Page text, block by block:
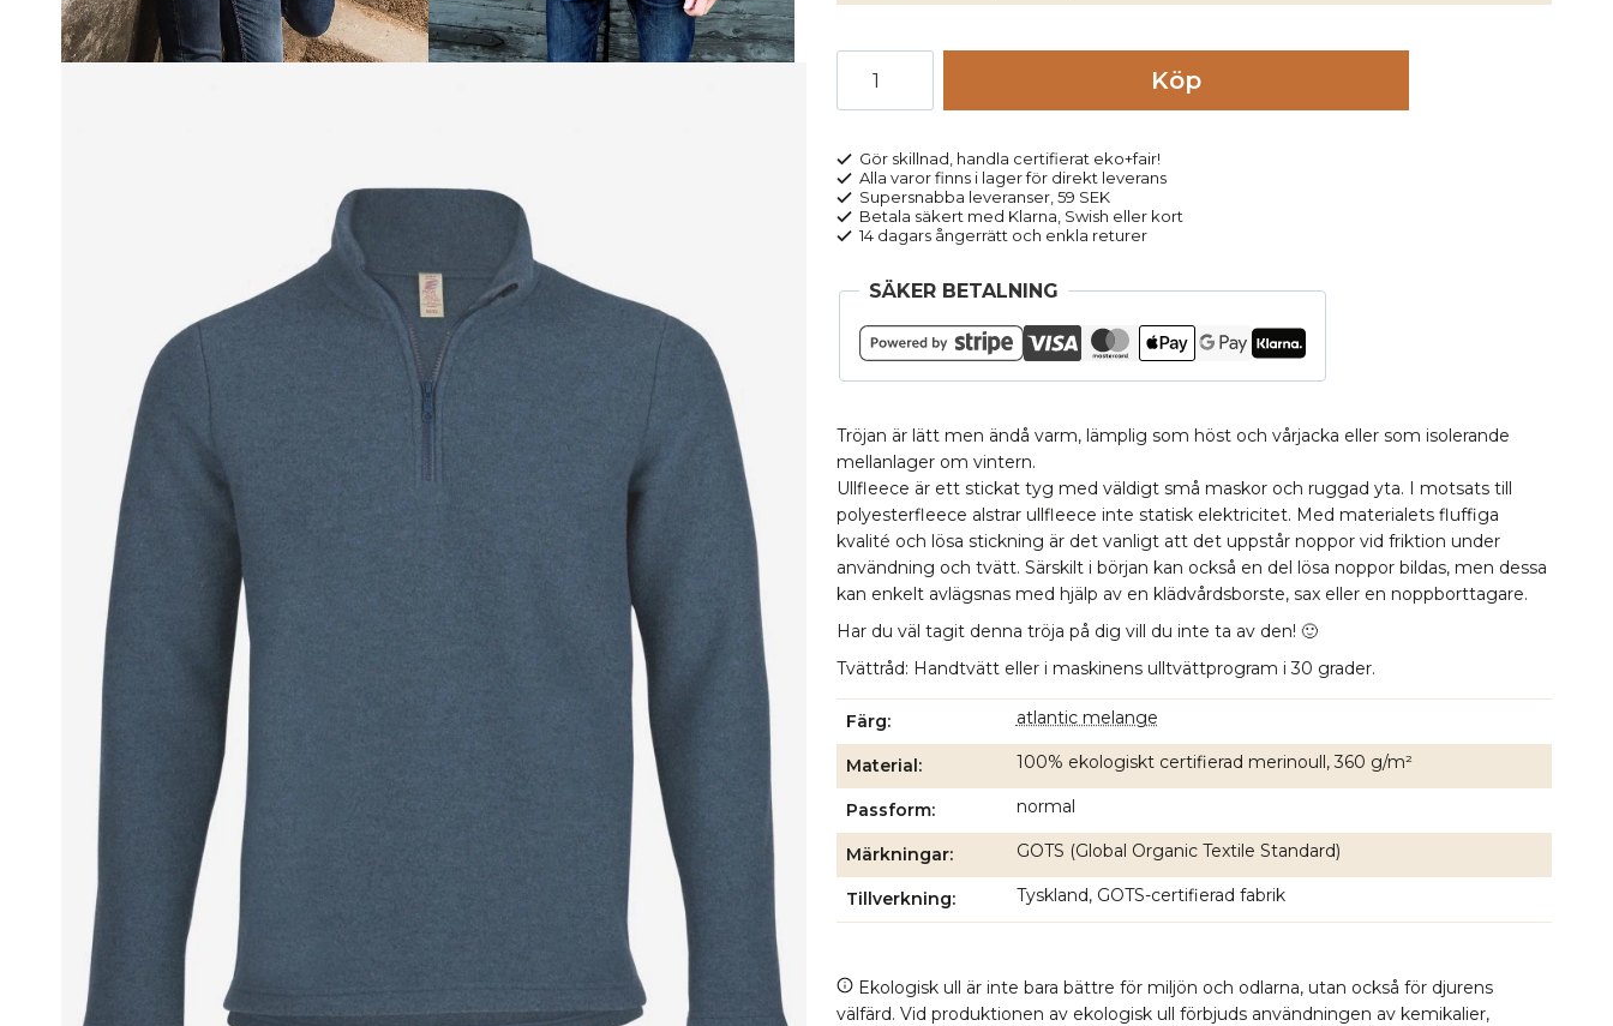
herr
ullfleece
blå
melerad
mängd
Köp
Gör skillnad, handla certifierat eko+fair!
Alla varor finns i lager för direkt leverans
Supersnabba leveranser, 59 SEK
Betala säkert med Klarna, Swish eller kort
14 dagars ångerrätt och enkla returer
SÄKER BETALNING
Tröjan är lätt men ändå varm, lämplig som höst och vårjacka eller som isolerande
mellanlager om vintern.
Ullfleece är ett stickat tyg med väldigt små maskor och ruggad yta. I motsats till
polyesterfleece alstrar ullfleece inte statisk elektricitet. Med materialets fluffiga
kvalité och lösa stickning är det vanligt att det uppstår noppor vid friktion under
användning och tvätt. Särskilt i början kan också en del lösa noppor bildas, men dessa
kan enkelt avlägsnas med hjälp av en klädvårdsborste, sax eller en noppborttagare.
Har du väl tagit denna tröja på dig vill du inte ta av den! 🙂
Tvättråd: Handtvätt eller i maskinens ulltvättprogram i 30 grader.
Färg atlantic melange
Material 100% ekologiskt certifierad merinoull, 360 g/m²
Passform normal
Märkningar GOTS (Global Organic Textile Standard)
Tillverkning Tyskland, GOTS-certifierad fabrik
Ekologisk ull är inte bara bättre för miljön och odlarna, utan också för djurens
välfärd. Vid produktionen av ekologisk ull förbjuds användningen av kemikalier,